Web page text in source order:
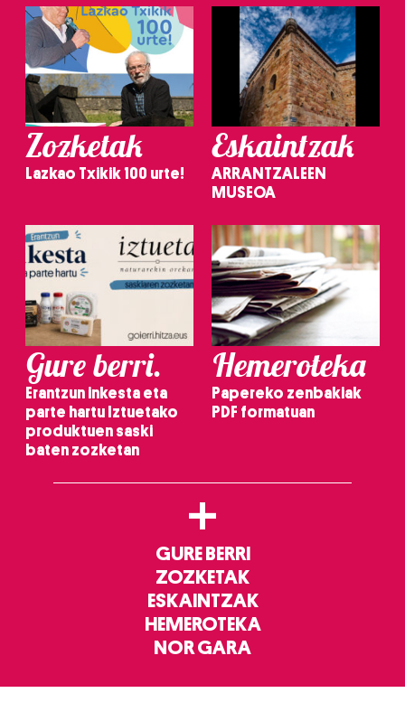
Zozketak
Lazkao Txikik 100 urte!
Eskaintzak
ARRANTZALEEN
MUSEOA
Gure berri.
Erantzun inkesta eta
parte hartu Iztuetako
produktuen saski
baten zozketan
Hemeroteka
Papereko zenbakiak
PDF formatuan
+
GURE BERRI
ZOZKETAK
ESKAINTZAK
HEMEROTEKA
NOR GARA